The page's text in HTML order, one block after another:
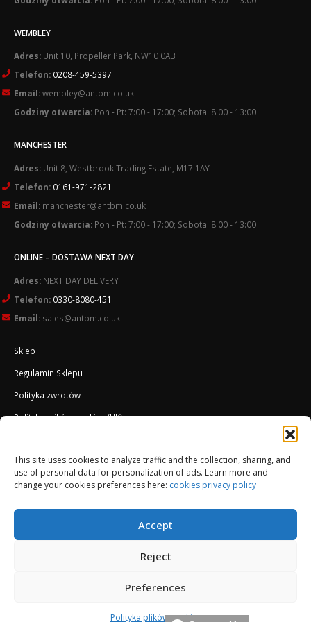
This site uses cookies to analyze traffic and the collection, sharing, and
use of personal data for personalization of ads. Learn more and
change your cookies preferences here: cookies privacy policy
Accept
Reject
Preferences
Polityka plików cookies
WEMBLEY
Adres: Unit 10, Propeller Park, NW10 0AB
Telefon: 0208-459-5397
Email:wembley@antbm.co.uk
Godziny otwarcia: Pon - Pt: 7:00 - 17:00; Sobota: 8:00 - 13:00
MANCHESTER
Adres: Unit 8, Westbrook Trading Estate, M17 1AY
Telefon: 0161-971-2821
Email: manchester@antbm.co.uk
Godziny otwarcia: Pon - Pt: 7:00 - 17:00; Sobota: 8:00 - 13:00
ONLINE – DOSTAWA NEXT DAY
Adres: NEXT DAY DELIVERY
Telefon: 0330-8080-451
Email: sales@antbm.co.uk
Sklep
Regulamin Sklepu
Polityka zwrotów
Polityka plików cookies (UK)
Docieplenie EWI ETICS